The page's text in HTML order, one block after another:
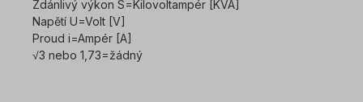
Zdánlivý výkon S=Kilovoltampér [KVA]
Napětí U=Volt [V]
Proud i=Ampér [A]
√3 nebo 1,73=žádný